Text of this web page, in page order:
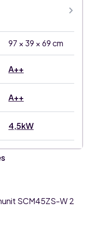
97 × 39 × 69 cm
A++
A++
4,5kW
SCM45ZS-W 2